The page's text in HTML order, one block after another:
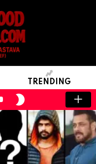
TRENDING
youtube